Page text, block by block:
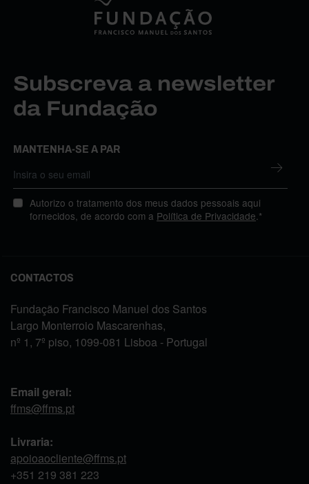
Subscreva a newsletter
da Fundação
MANTENHA-SE A PAR
Autorizo o tratamento dos meus dados pessoais aqui
fornecidos, de acordo com a Política de Privacidade.*
CONTACTOS
Fundação Francisco Manuel dos Santos
Largo Monterroio Mascarenhas,
nº 1, 7º piso, 1099-081 Lisboa - Portugal
Email geral:
ffms@ffms.pt
Livraria:
apoioaocliente@ffms.pt
+351 219 381 223